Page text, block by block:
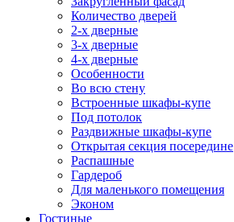
Количество дверей
2-х дверные
3-х дверные
4-х дверные
Особенности
Во всю стену
Встроенные шкафы-купе
Под потолок
Раздвижные шкафы-купе
Открытая секция посередине
Распашные
Гардероб
Для маленького помещения
Эконом
Гостиные